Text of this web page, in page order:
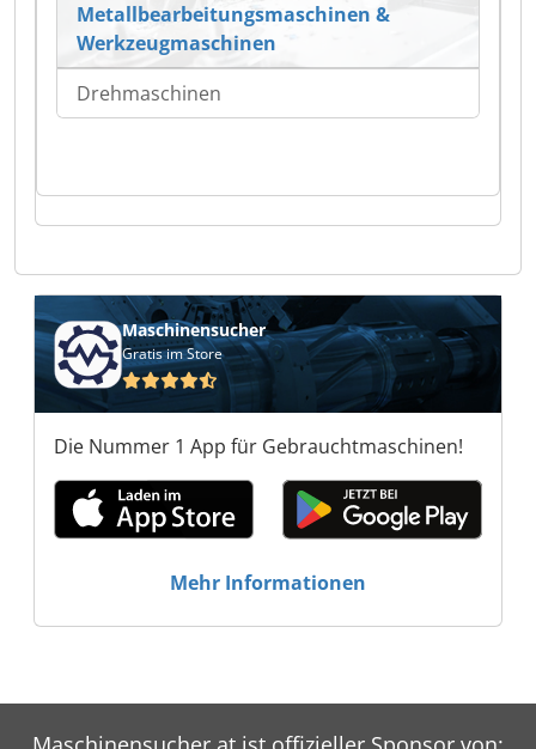
Metallbearbeitungsmaschinen &
Werkzeugmaschinen
Drehmaschinen
Maschinensucher
Gratis im Store
Die Nummer 1 App für Gebrauchtmaschinen!
Mehr Informationen